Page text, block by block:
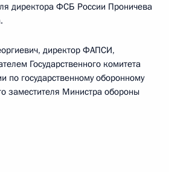
директора ФСБ России Проничева
директор ФАПСИ,
Государственного комитета
по государственному оборонному
заместителя Министра обороны